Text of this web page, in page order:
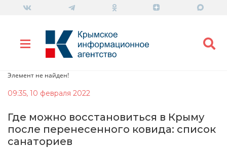
Элемент не найден!
09:35, 10 февраля 2022
Где можно восстановиться в Крыму
после перенесенного ковида: список
санаториев